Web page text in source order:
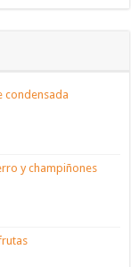
condensada
y champiñones